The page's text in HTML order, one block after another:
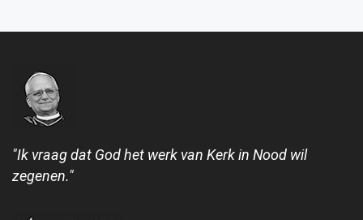
"Ik vraag dat God het werk van Kerk in Nood wil
zegenen."